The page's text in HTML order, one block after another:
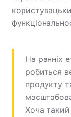
На ранніх
робиться
продукту
Хоча